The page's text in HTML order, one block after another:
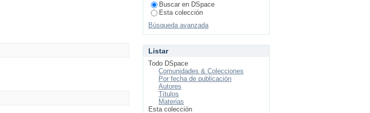
Buscar en DSpace
Esta colección
Búsqueda avanzada
Listar
Todo DSpace
Comunidades & Colecciones
Por fecha de publicación
Autores
Títulos
Materias
Esta colección